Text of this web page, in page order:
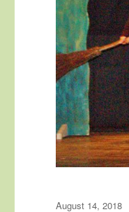
Veröffentlicht
August 14, 2018